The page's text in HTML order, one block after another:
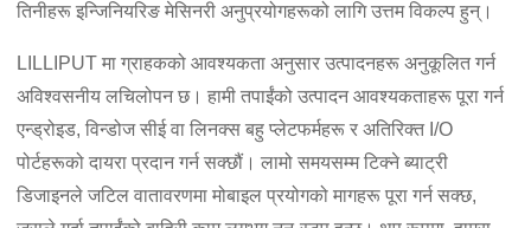
तिनीहरू इन्जिनियरिङ मेसिनरी अनुप्रयोगहरूको लागि उत्तम विकल्प हुन्।
LILLIPUT मा ग्राहकको आवश्यकता अनुसार उत्पादनहरू अनुकूलित गर्न
अविश्वसनीय लचिलोपन छ। हामी तपाईंको उत्पादन आवश्यकताहरू पूरा गर्न
एन्ड्रोइड, विन्डोज सीई वा लिनक्स बहु प्लेटफर्महरू र अतिरिक्त I/O
पोर्टहरूको दायरा प्रदान गर्न सक्छौं। लामो समयसम्म टिक्ने ब्याट्री
डिजाइनले जटिल वातावरणमा मोबाइल प्रयोगको मागहरू पूरा गर्न सक्छ,